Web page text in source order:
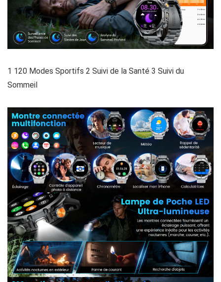
1 120 Modes Sportifs 2 Suivi de la Santé 3 Suivi du
Sommeil